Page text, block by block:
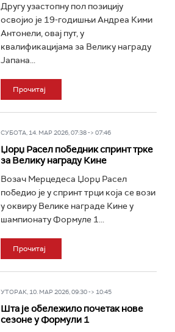
Другу узастопну пол позицију
освојио је 19-годишњи Андреа Кими
Антонели, овај пут, у
квалификацијама за Велику награду
Јапана...
Прочитај
СУБОТА, 14. МАР 2026, 07:38 -> 07:46
Џорџ Расел победник спринт трке
за Велику награду Кине
Возач Мерцедеса Џорџ Расел
победио је у спринт трци која се вози
у оквиру Велике награде Кине у
шампионату Формуле 1...
Прочитај
УТОРАК, 10. МАР 2026, 09:30 -> 10:45
Шта је обележило почетак нове
сезоне у Формули 1